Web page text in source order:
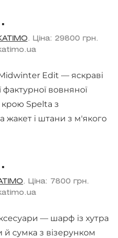
. Ціна: 29800 грн.
Edit — яскраві
фактурної вовняної
крою Spelta з
жакет і штани з м'якого
. Ціна: 7800 грн.
— шарф із хутра
й сумка з візерунком